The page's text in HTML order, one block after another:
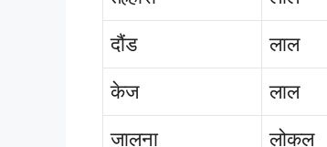
दौंड
लाल
केज
लाल
जालना
लोकल